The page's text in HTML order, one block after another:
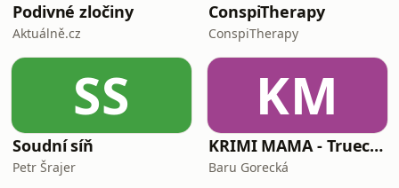
Podivné zločiny
Aktuálně.cz
ConspiTherapy
ConspiTherapy
SS
Soudní síň
Petr Šrajer
KM
KRIMI MAMA - Truecrime podcast
Baru Gorecká